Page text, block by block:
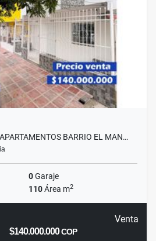
BARRIO EL MAN…
0Garaje
110Área m2
Venta
$140.000.000COP